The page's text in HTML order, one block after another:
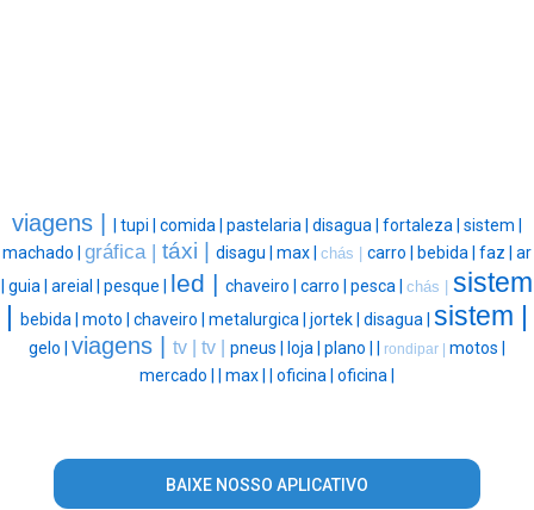
viagens | | tupi | comida | pastelaria | disagua | fortaleza | sistem |
machado | gráfica | táxi | disagu | max | chás | carro | bebida | faz | ar
| guia | areial | pesque | led | chaveiro | carro | pesca | chás | sistem
| bebida | moto | chaveiro | metalurgica | jortek | disagua | sistem |
gelo | viagens | tv | tv | pneus | loja | plano | | rondipar | motos |
mercado | | max | | oficina | oficina |
BAIXE NOSSO APLICATIVO